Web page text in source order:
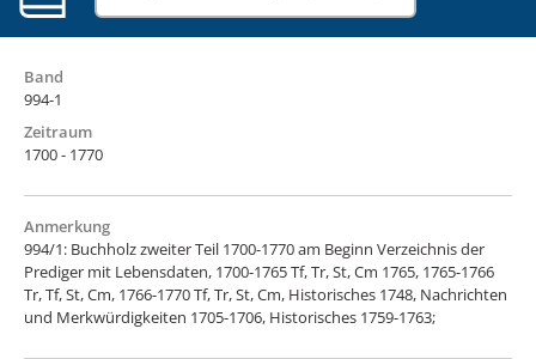
Band
994-1
Zeitraum
1700 - 1770
Anmerkung
994/1: Buchholz zweiter Teil 1700-1770 am Beginn Verzeichnis der
Prediger mit Lebensdaten, 1700-1765 Tf, Tr, St, Cm 1765, 1765-1766
Tr, Tf, St, Cm, 1766-1770 Tf, Tr, St, Cm, Historisches 1748, Nachrichten
und Merkwürdigkeiten 1705-1706, Historisches 1759-1763;